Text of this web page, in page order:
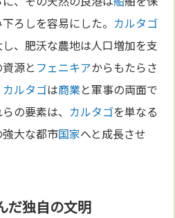
ろしを容易にした。 カルタゴ
、肥沃な農地は人口増加を支
源と フェニキアからもたらさ
カルタゴは商業と軍事の両面で
の要素は、 カルタゴを単なる
大な都市国家へと成長させ
だ独自の文明